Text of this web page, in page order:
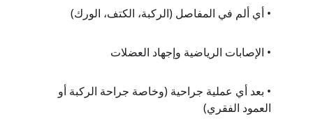
• أي ألم في المفاصل (الركبة، الكتف، الورك)
• الإصابات الرياضية وإجهاد العضلات
• بعد أي عملية جراحية (وخاصة جراحة الركبة أو
العمود الفقري)